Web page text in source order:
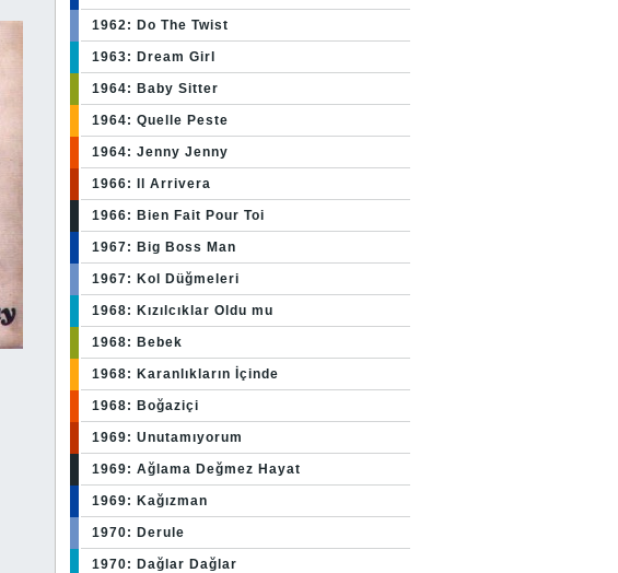
1962: Do The Twist
1963: Dream Girl
1964: Baby Sitter
1964: Quelle Peste
1964: Jenny Jenny
1966: Il Arrivera
1966: Bien Fait Pour Toi
1967: Big Boss Man
1967: Kol Düğmeleri
1968: Kızılcıklar Oldu mu
1968: Bebek
1968: Karanlıkların İçinde
1968: Boğaziçi
1969: Unutamıyorum
1969: Ağlama Değmez Hayat
1969: Kağızman
1970: Derule
1970: Dağlar Dağlar